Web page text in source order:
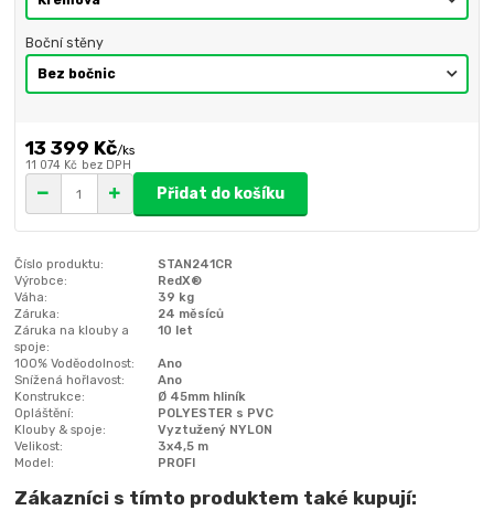
Boční stěny
13 399 Kč/ks
11 074 Kč bez DPH
Přidat do košíku
Číslo produktu:
STAN241CR
Výrobce:
RedX®
Váha:
39 kg
Záruka:
24 měsíců
Záruka na klouby a
spoje:
10 let
100% Voděodolnost:
Ano
Snížená hořlavost:
Ano
Konstrukce:
Ø 45mm hliník
Opláštění:
POLYESTER s PVC
Klouby & spoje:
Vyztužený NYLON
Velikost:
3x4,5 m
Model:
PROFI
Zákazníci s tímto produktem také kupují: